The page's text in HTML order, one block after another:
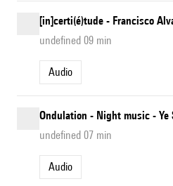
[in]certi(é)tude - Francisco
undefined 09 min
Audio
Ondulation - Night music - Ye
undefined 07 min
Audio